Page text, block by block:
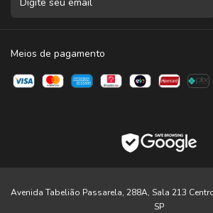
Sensibilidade: -38dB
Alcance operacional: 100 metros
Meios de pagamento
Avenida Tabelião Passarela, 288A, Sala 213
SP